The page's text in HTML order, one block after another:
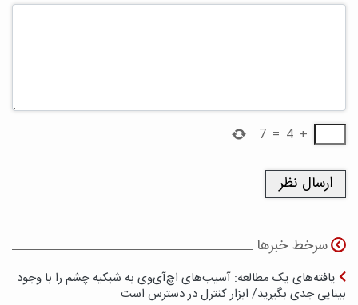
+
4
=
7
سرخط خبرها
یافته‌های یک مطالعه: آسیب‌های اچ‌آی‌وی به شبکیه چشم را با وجود
بینایی جدی بگیرید/ ابزار کنترل در دسترس است